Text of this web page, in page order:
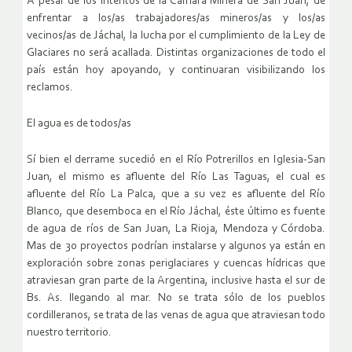
enfrentar a los/as trabajadores/as mineros/as y los/as
vecinos/as de Jáchal, la lucha por el cumplimiento de la Ley de
Glaciares no será acallada. Distintas organizaciones de todo el
país están hoy apoyando, y continuaran visibilizando los
reclamos.
El agua es de todos/as
Sí bien el derrame sucedió en el Río Potrerillos en Iglesia-San
Juan, el mismo es afluente del Río Las Taguas, el cual es
afluente del Río La Palca, que a su vez es afluente del Río
Blanco, que desemboca en el Río Jáchal, éste último es fuente
de agua de ríos de San Juan, La Rioja, Mendoza y Córdoba.
Mas de 30 proyectos podrían instalarse y algunos ya están en
exploración sobre zonas periglaciares y cuencas hídricas que
atraviesan gran parte de la Argentina, inclusive hasta el sur de
Bs. As. llegando al mar. No se trata sólo de los pueblos
cordilleranos, se trata de las venas de agua que atraviesan todo
nuestro territorio.